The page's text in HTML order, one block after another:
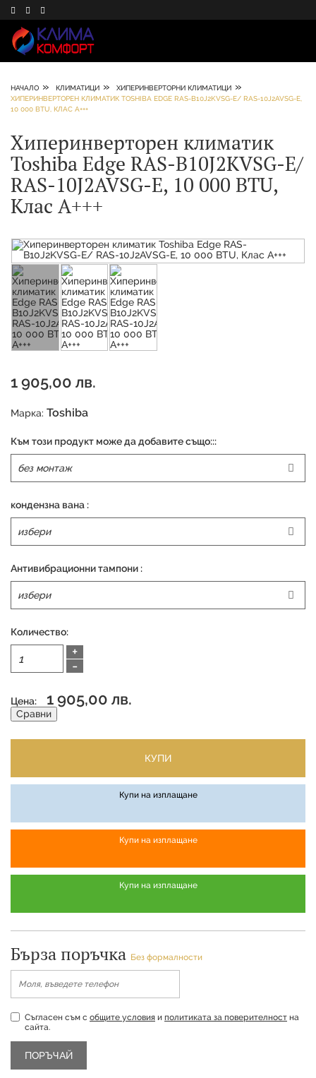
НАЧАЛО » КЛИМАТИЦИ » ХИПЕРИНВЕРТОРНИ КЛИМАТИЦИ »
ХИПЕРИНВЕРТОРЕН КЛИМАТИК TOSHIBA EDGE RAS-B10J2KVSG-E/ RAS-10J2AVSG-E,
10 000 BTU, КЛАС A+++
Хиперинверторен климатик
Toshiba Edge RAS-B10J2KVSG-E/
RAS-10J2AVSG-E, 10 000 BTU,
Клас A+++
1 905,00 лв.
Марка: Toshiba
Към този продукт може да добавите също:::
кондензна вана :
Антивибрационни тампони :
Количество:
+
-
Цена: 1 905,00 лв.
Сравни
КУПИ
Купи на изплащане
Купи на изплащане
Купи на изплащане
Бърза поръчка Без формалности
Съгласен съм с общите условия и политиката за поверителност на
сайта.